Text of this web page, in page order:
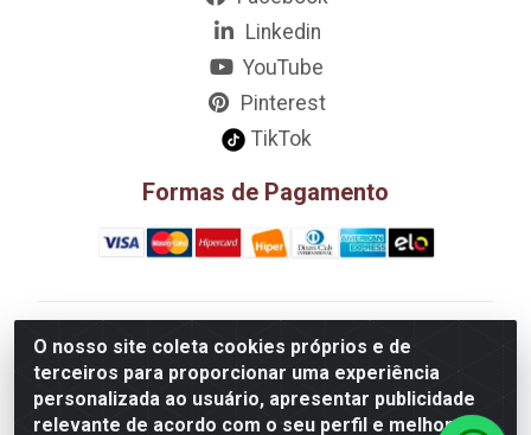
O nosso site coleta cookies próprios e de
terceiros para proporcionar uma experiência
personalizada ao usuário, apresentar publicidade
relevante de acordo com o seu perfil e melhorar a
Linkedin
YouTube
Pinterest
TikTok
Formas de Pagamento
D&A Decoração e Ambientação LTDA - Rua Riachão,
807 – 3A, 4A, 5A, 12A, 14A - Muribeca, Jaboatão dos
Guararapes/PE - CEP 54.355-057 - CNPJ
08.749.430/0002-01